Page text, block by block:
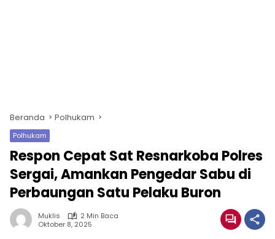
Beranda Polhukam
Polhukam
Respon Cepat Sat Resnarkoba Polres
Sergai, Amankan Pengedar Sabu di
Perbaungan Satu Pelaku Buron
Muklis
2 Min Baca
Oktober 8, 2025